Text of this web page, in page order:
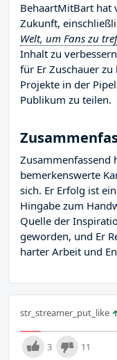
BehaartMitBart hat
Zukunft,
Welt, um Fans zu
Inhalt zu
für Er Zuschauer
Projekte in der
Publikum zu teilen.
Zusammenfassend
bemerkenswerte
sich. Er Erfolg ist
Hingabe zum
Quelle der
geworden, und Er
harter Arbeit und
str_streamer_put_like
3 11